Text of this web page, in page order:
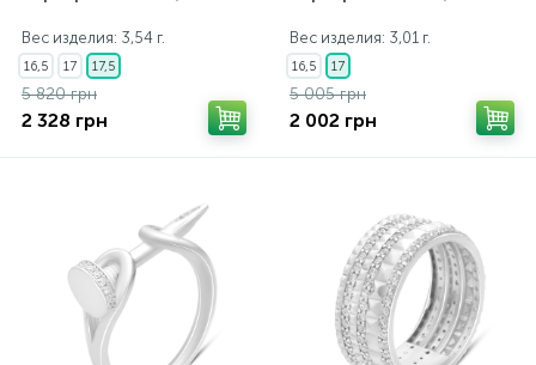
Вес изделия: 3,54 г.
16,5 17 17,5
5 820 грн
2 328 грн
Вес изделия: 3,01 г.
16,5 17
5 005 грн
2 002 грн